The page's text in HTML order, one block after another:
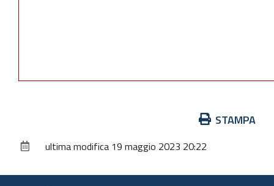
documento
STAMPA
ultima modifica 19 maggio 2023 20:22